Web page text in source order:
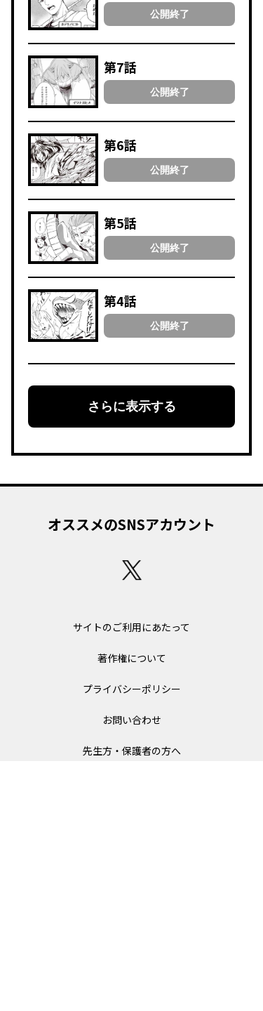
公開終了
第7話
公開終了
第6話
公開終了
第5話
公開終了
第4話
公開終了
さらに表示する
オススメのSNSアカウント
サイトのご利用にあたって
著作権について
プライバシーポリシー
お問い合わせ
先生方・保護者の方へ